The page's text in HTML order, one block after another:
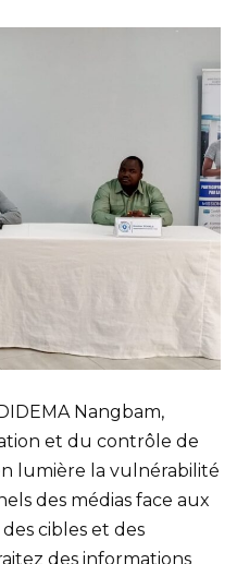
Nangbam,
et du contrôle de
lumière la vulnérabilité
des médias face aux
cibles et des
des informations